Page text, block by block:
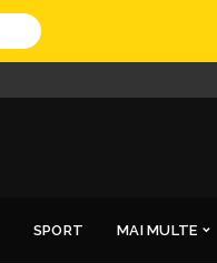
SPORT MAI MULTE